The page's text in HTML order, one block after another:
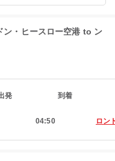
・ヒースロー空港 to ン
発 到着
04:50 ロン